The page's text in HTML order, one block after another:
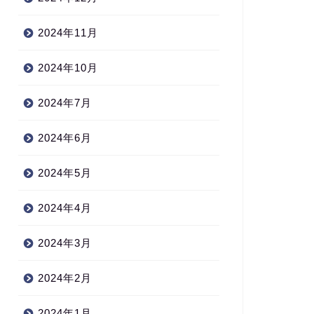
2024年11月
2024年10月
2024年7月
2024年6月
2024年5月
2024年4月
2024年3月
2024年2月